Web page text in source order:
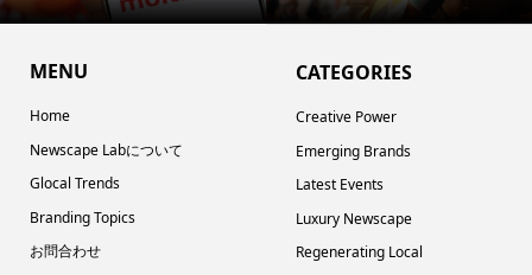
MENU
Home
Newscape Labについて
Glocal Trends
Branding Topics
お問合わせ
CATEGORIES
Creative Power
Emerging Brands
Latest Events
Luxury Newscape
Regenerating Local